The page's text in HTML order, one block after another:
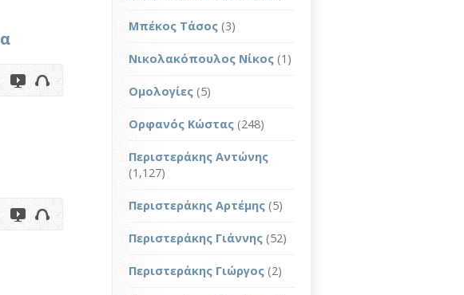
Μπέκος Τάσος (3)
Νικολακόπουλος Νίκος (1)
Ομολογίες (5)
Ορφανός Κώστας (248)
Περιστεράκης Αντώνης
(1,127)
Περιστεράκης Αρτέμης (5)
Περιστεράκης Γιάννης (52)
Περιστεράκης Γιώργος (2)